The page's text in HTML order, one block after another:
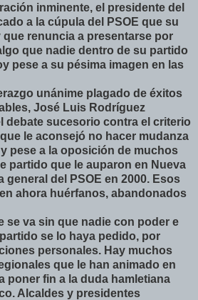
inminente, el presidente del
a la cúpula del PSOE que su
que renuncia a presentarse por
que nadie dentro de su partido
pese a su pésima imagen en las
unánime plagado de éxitos
José Luis Rodríguez
debate sucesorio contra el criterio
le aconsejó no hacer mudanza
pese a la oposición de muchos
partido que le auparon en Nueva
general del PSOE en 2000. Esos
ahora huérfanos, abandonados
se va sin que nadie con poder e
se lo haya pedido, por
personales. Hay muchos
que le han animado en
poner fin a la duda hamletiana
Alcaldes y presidentes